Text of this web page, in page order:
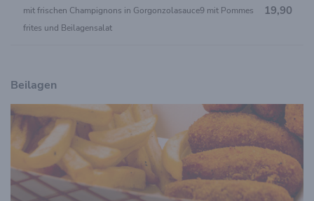
mit frischen Champignons in Gorgonzolasauce9 mit Pommes
frites und Beilagensalat
19,90
Beilagen